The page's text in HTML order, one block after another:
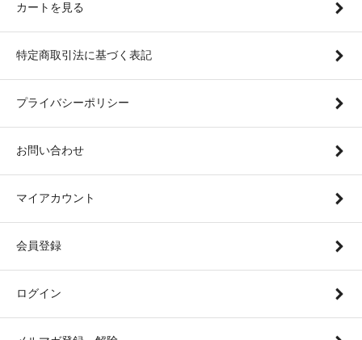
カートを見る
特定商取引法に基づく表記
プライバシーポリシー
お問い合わせ
マイアカウント
会員登録
ログイン